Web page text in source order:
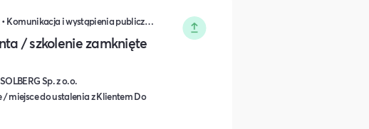
Zarządzanie • Sprzedaż • Komunikacja i wystąpienia publiczne • Rozwój osobisty • Turystyka i podróże • Wydarzenia zamknięte • Marketing • Biznes i Przedsiędsiębiorczość • Nauka i Edukacja • Polityka i Gospodarka • Dieta, Odżywianie i Degustacje • IT i Nowe technologie
/ szkolenie zamknięte
Sp. z o.o.
/ miejsce do ustalenia z Klientem Do